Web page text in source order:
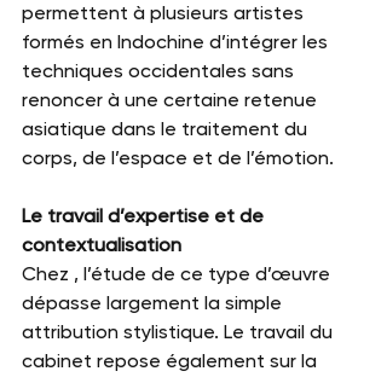
permettent à plusieurs artistes
formés en Indochine d’intégrer les
techniques occidentales sans
renoncer à une certaine retenue
asiatique dans le traitement du
corps, de l’espace et de l’émotion.
Le travail d’expertise et de
contextualisation
Chez , l’étude de ce type d’œuvre
dépasse largement la simple
attribution stylistique. Le travail du
cabinet repose également sur la